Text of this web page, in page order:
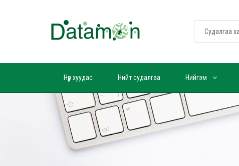
Нүүр хуудас Нийт судалгаа Нийгэм